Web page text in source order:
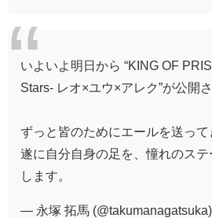
いよいよ明日から “KING OF
Stars- レオ×ユウ×アレク”が公開さ
ずっと皆のためにエールを送って
遂に自分自身の足を、憧れのス
します。
— 永塚 拓馬 (@takumanagatsuka)